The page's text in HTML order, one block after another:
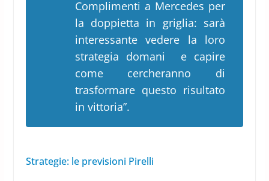
Complimenti a Mercedes per
la doppietta in griglia: sarà
interessante vedere la loro
strategia domani e capire
come cercheranno di
trasformare questo risultato
in vittoria”.
Strategie: le previsioni Pirelli